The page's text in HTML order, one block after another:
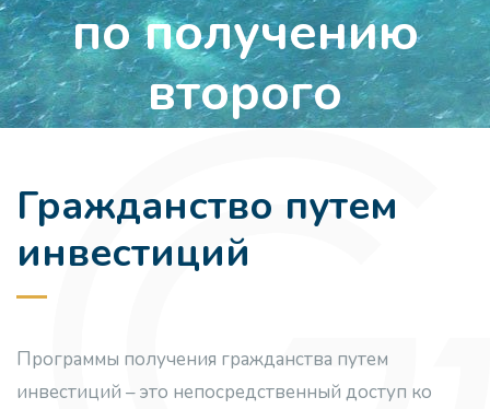
по получению
второго
Гражданство путем
инвестиций
Программы получения гражданства путем
инвестиций – это непосредственный доступ ко